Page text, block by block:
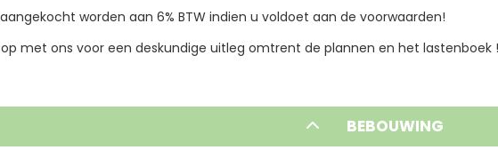
worden aan 6% BTW indien u voldoet aan de voorwaarden!
met ons voor een deskundige uitleg omtrent de plannen en het lastenboek !
BEBOUWING